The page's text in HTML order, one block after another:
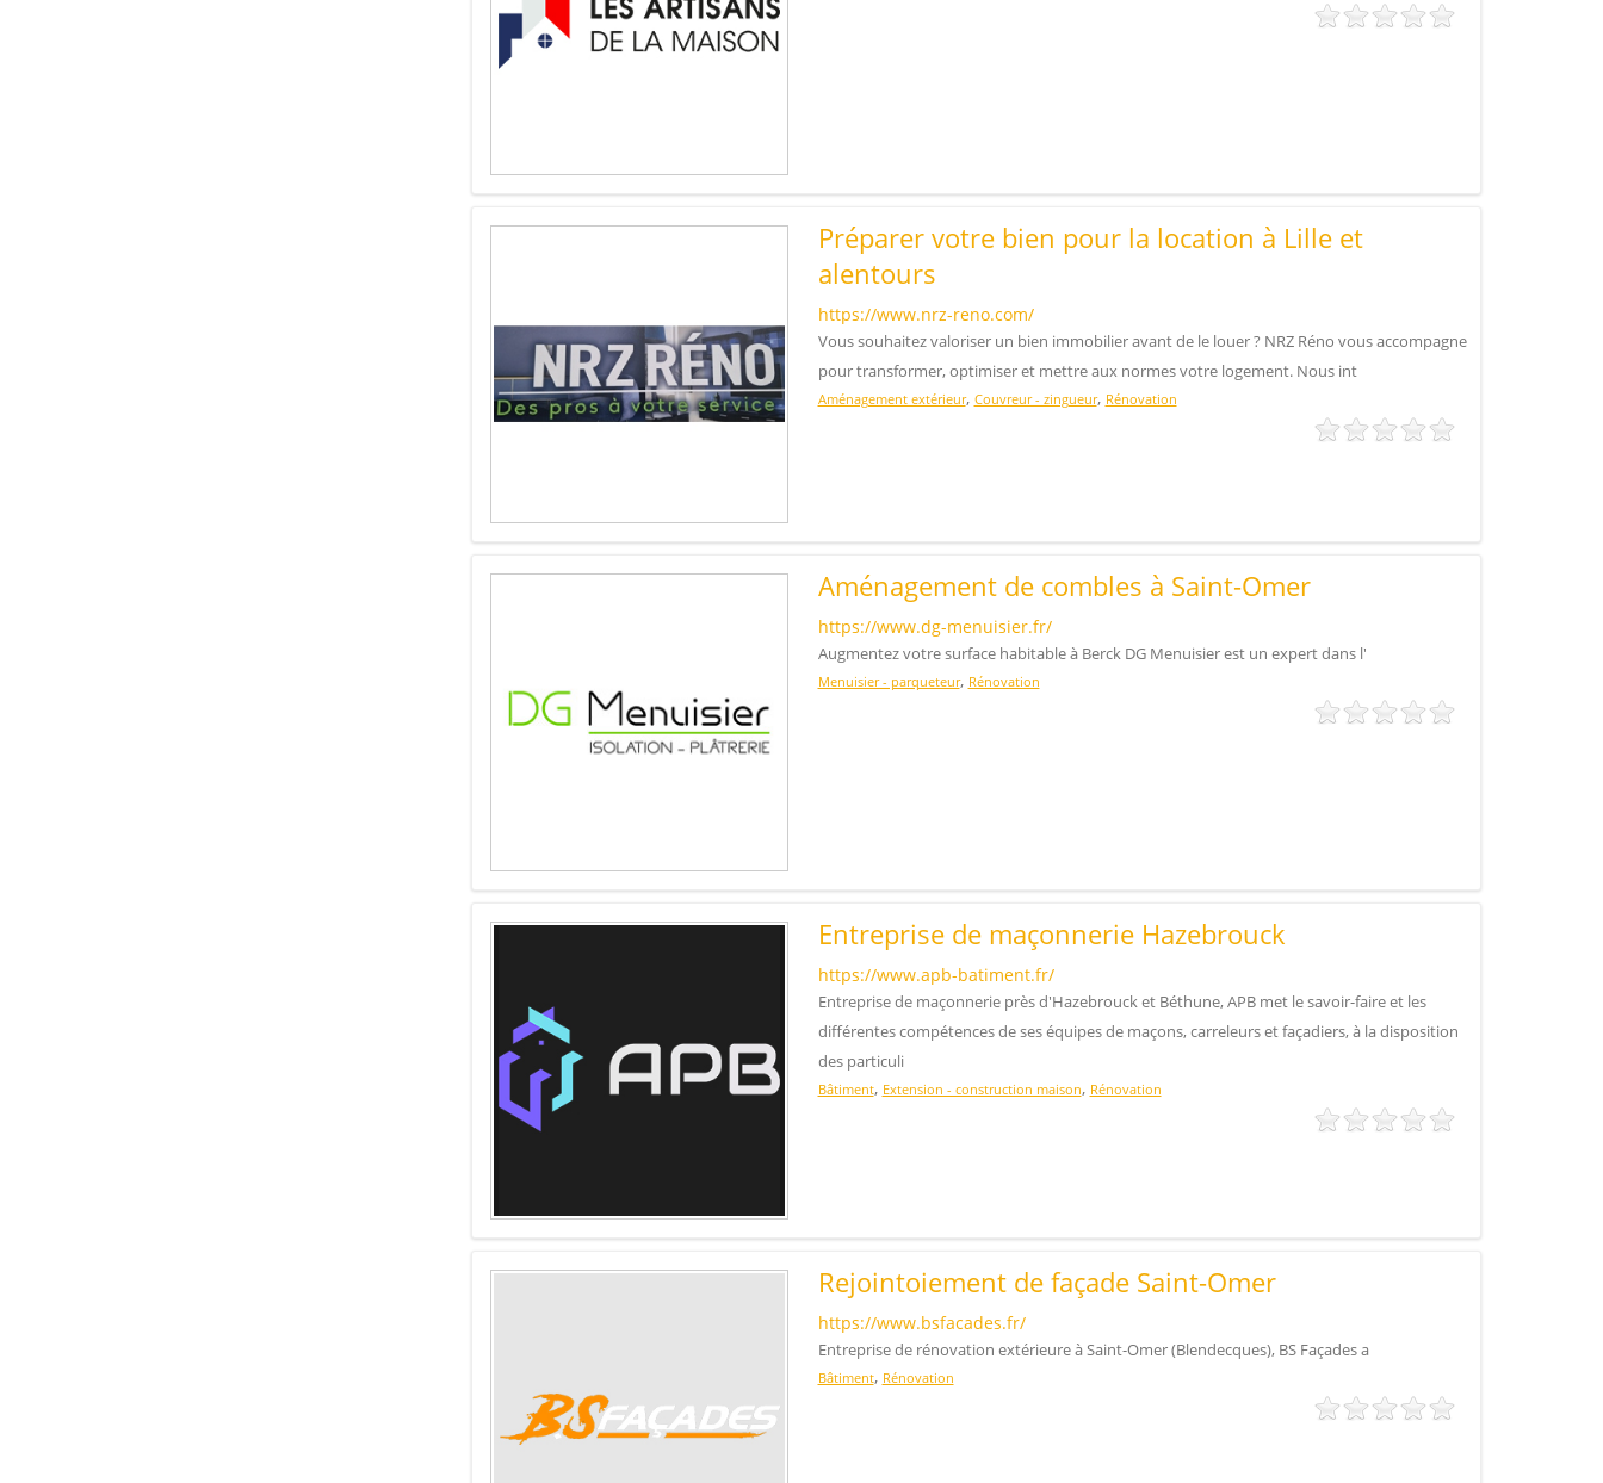
Préparer votre bien pour la location à Lille et
alentours
https://www.nrz-reno.com/
Vous souhaitez valoriser un bien immobilier avant de le louer ? NRZ Réno vous accompagne
pour transformer, optimiser et mettre aux normes votre logement. Nous int
Aménagement extérieur, Couvreur - zingueur, Rénovation
Aménagement de combles à Saint-Omer
https://www.dg-menuisier.fr/
Augmentez votre surface habitable à Berck DG Menuisier est un expert dans l'
Menuisier - parqueteur, Rénovation
Entreprise de maçonnerie Hazebrouck
https://www.apb-batiment.fr/
Entreprise de maçonnerie près d'Hazebrouck et Béthune, APB met le savoir-faire et les
différentes compétences de ses équipes de maçons, carreleurs et façadiers, à la disposition
des particuli
Bâtiment, Extension - construction maison, Rénovation
Rejointoiement de façade Saint-Omer
https://www.bsfacades.fr/
Entreprise de rénovation extérieure à Saint-Omer (Blendecques), BS Façades a
Bâtiment, Rénovation